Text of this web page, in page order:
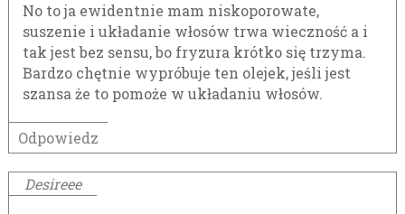
No to ja ewidentnie mam niskoporowate,
suszenie i układanie włosów trwa wieczność a i
tak jest bez sensu, bo fryzura krótko się trzyma.
Bardzo chętnie wypróbuje ten olejek, jeśli jest
szansa że to pomoże w układaniu włosów.
Odpowiedz
Desireee